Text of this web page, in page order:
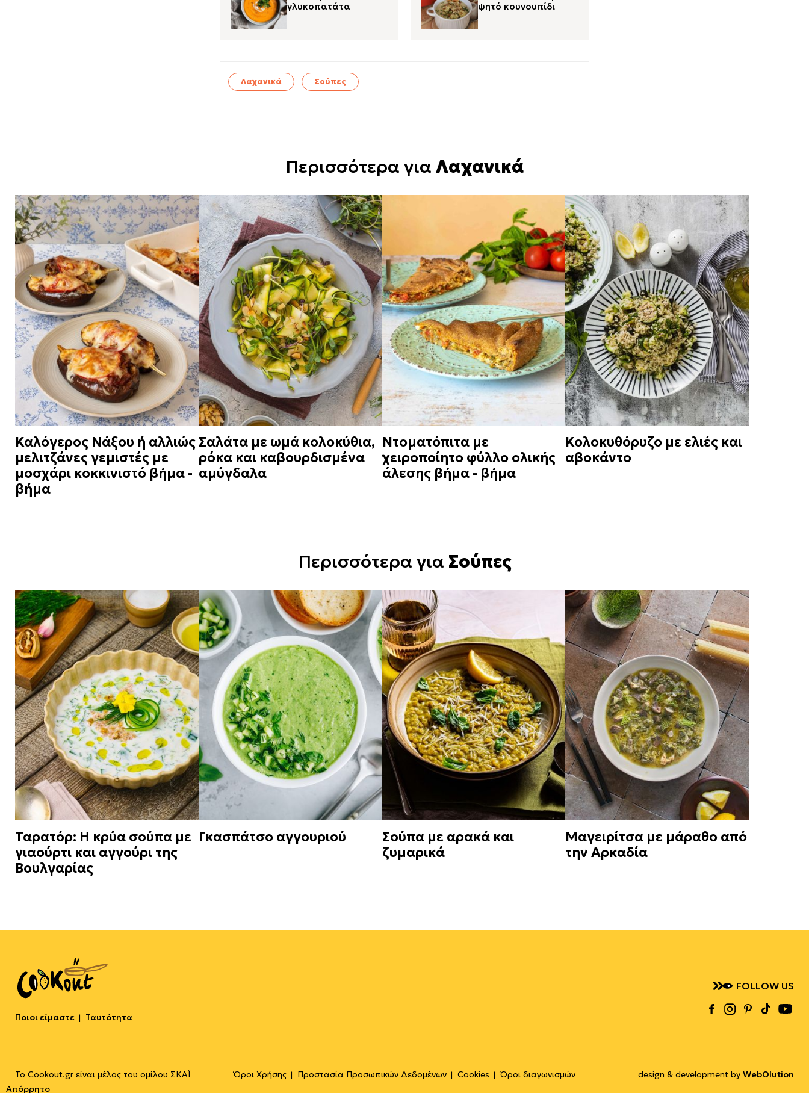
γλυκοπατάτα
ψητό κουνουπίδι
Λαχανικά Σούπες
Περισσότερα για Λαχανικά
Καλόγερος Νάξου ή αλλιώς
μελιτζάνες γεμιστές με
μοσχάρι κοκκινιστό βήμα -
βήμα
Σαλάτα με ωμά κολοκύθια,
ρόκα και καβουρδισμένα
αμύγδαλα
Ντοματόπιτα με
χειροποίητο φύλλο ολικής
άλεσης βήμα - βήμα
Κολοκυθόρυζο με ελιές και
αβοκάντο
Περισσότερα για Σούπες
Ταρατόρ: Η κρύα σούπα με
γιαούρτι και αγγούρι της
Βουλγαρίας
Γκασπάτσο αγγουριού
Σούπα με αρακά και
ζυμαρικά
Μαγειρίτσα με μάραθο από
την Αρκαδία
Ποιοι είμαστε Ταυτότητα
FOLLOW US
Το Cookout.gr είναι μέλος του ομίλου ΣΚΑΪ Όροι Χρήσης Προστασία Προσωπικών Δεδομένων Cookies Όροι διαγωνισμών design & development by WebOlution
Απόρρητο